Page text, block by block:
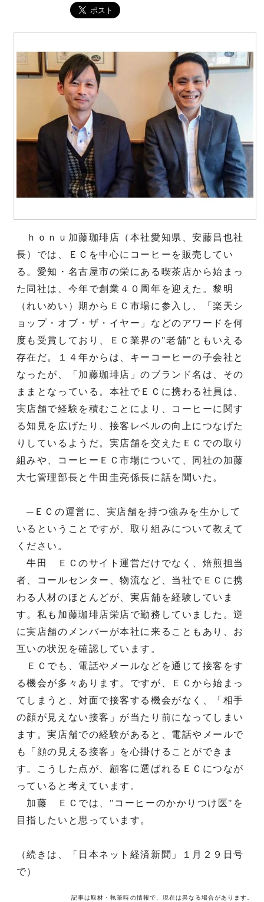
ｈｏｎｕ加藤珈琲店（本社愛知県、安藤昌也社
長）では、ＥＣを中心にコーヒーを販売してい
る。愛知・名古屋市の栄にある喫茶店から始まっ
た同社は、今年で創業４０周年を迎えた。黎明
（れいめい）期からＥＣ市場に参入し、「楽天シ
ョップ・オブ・ザ・イヤー」などのアワードを何
度も受賞しており、ＥＣ業界の"老舗"ともいえる
存在だ。１４年からは、キーコーヒーの子会社と
なったが、「加藤珈琲店」のブランド名は、その
ままとなっている。本社でＥＣに携わる社員は、
実店舗で経験を積むことにより、コーヒーに関す
る知見を広げたり、接客レベルの向上につなげた
りしているようだ。実店舗を交えたＥＣでの取り
組みや、コーヒーＥＣ市場について、同社の加藤
大七管理部長と牛田圭亮係長に話を聞いた。
─ＥＣの運営に、実店舗を持つ強みを生かして
いるということですが、取り組みについて教えて
ください。
牛田 ＥＣのサイト運営だけでなく、焙煎担当
者、コールセンター、物流など、当社でＥＣに携
わる人材のほとんどが、実店舗を経験していま
す。私も加藤珈琲店栄店で勤務していました。逆
に実店舗のメンバーが本社に来ることもあり、お
互いの状況を確認しています。
ＥＣでも、電話やメールなどを通じて接客をす
る機会が多々あります。ですが、ＥＣから始まっ
てしまうと、対面で接客する機会がなく、「相手
の顔が見えない接客」が当たり前になってしまい
ます。実店舗での経験があると、電話やメールで
も「顔の見える接客」を心掛けることができま
す。こうした点が、顧客に選ばれるＥＣにつなが
っていると考えています。
加藤 ＥＣでは、"コーヒーのかかりつけ医"を
目指したいと思っています。
（続きは、「日本ネット経済新聞」１月２９日号
で）
記事は取材・執筆時の情報で、現在は異なる場合があります。